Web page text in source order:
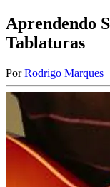
Aprendendo
Tablaturas
Por Rodrigo Marques